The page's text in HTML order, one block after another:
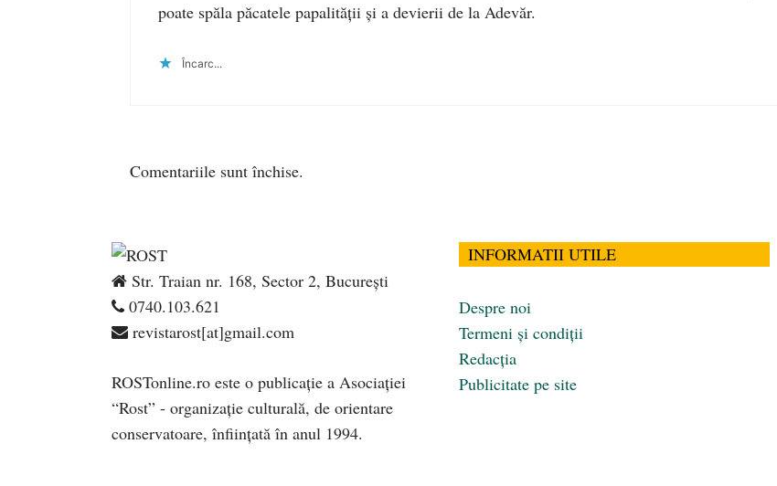
poate spăla păcatele papalității și a devierii de la Adevăr.
Încarc...
Comentariile sunt închise.
Str. Traian nr. 168, Sector 2, București
0740.103.621
revistarost[at]gmail.com
ROSTonline.ro este o publicaţie a Asociaţiei
“Rost” - organizaţie culturală, de orientare
conservatoare, înfiinţată în anul 1994.
INFORMATII UTILE
Despre noi
Termeni și condiții
Redacția
Publicitate pe site